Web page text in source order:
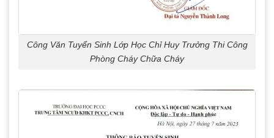
Công Văn Tuyển Sinh Lớp Học Chỉ Huy Trưởng Thi Công
Phòng Cháy Chữa Cháy